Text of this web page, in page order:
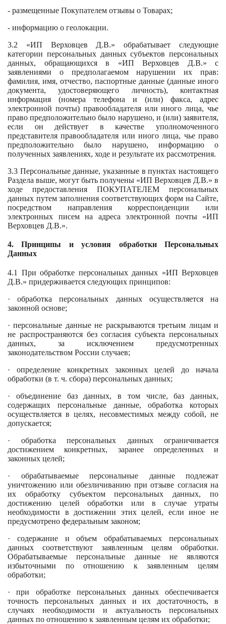
- размещенные Покупателем отзывы о Товарах;
- информацию о геолокации.
3.2 «ИП Верховцев Д.В.» обрабатывает следующие
категории персональных данных субъектов персональных
данных, обращающихся в «ИП Верховцев Д.В.» с
заявлениями о предполагаемом нарушении их прав:
фамилия, имя, отчество, паспортные данные (данные иного
документа, удостоверяющего личность), контактная
информация (номера телефона и (или) факса, адрес
электронной почты) правообладателя или иного лица, чье
право предположительно было нарушено, и (или) заявителя,
если он действует в качестве уполномоченного
представителя правообладателя или иного лица, чье право
предположительно было нарушено, информацию о
полученных заявлениях, ходе и результате их рассмотрения.
3.3 Персональные данные, указанные в пунктах настоящего
Раздела выше, могут быть получены «ИП Верховцев Д.В.» в
ходе предоставления ПОКУПАТЕЛЕМ персональных
данных путем заполнения соответствующих форм на Сайте,
посредством направления корреспонденции или
электронных писем на адреса электронной почты «ИП
Верховцев Д.В.».
4. Принципы и условия обработки Персональных
Данных
4.1 При обработке персональных данных «ИП Верховцев
Д.В.» придерживается следующих принципов:
· обработка персональных данных осуществляется на
законной основе;
· персональные данные не раскрываются третьим лицам и
не распространяются без согласия субъекта персональных
данных, за исключением предусмотренных
законодательством России случаев;
· определение конкретных законных целей до начала
обработки (в т. ч. сбора) персональных данных;
· объединение баз данных, в том числе, баз данных,
содержащих персональные данные, обработка которых
осуществляется в целях, несовместимых между собой, не
допускается;
· обработка персональных данных ограничивается
достижением конкретных, заранее определенных и
законных целей;
· обрабатываемые персональные данные подлежат
уничтожению или обезличиванию при отзыве согласия на
их обработку субъектом персональных данных, по
достижению целей обработки или в случае утраты
необходимости в достижении этих целей, если иное не
предусмотрено федеральным законом;
· содержание и объем обрабатываемых персональных
данных соответствуют заявленным целям обработки.
Обрабатываемые персональные данные не являются
избыточными по отношению к заявленным целям
обработки;
· при обработке персональных данных обеспечивается
точность персональных данных и их достаточность, в
случаях необходимости и актуальность персональных
данных по отношению к заявленным целям их обработки;